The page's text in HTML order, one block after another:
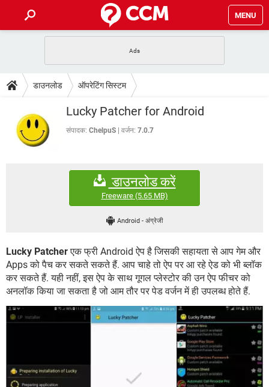
MENU
फोन पर अकाउंट बैलेंस चेक
WhatsApp Hack हो गया? Lucky Patcher यूज करें
टेक-स्पेशल
2020 के फ्री एंटीवायरस
बेस्ट फ्री ऑनलाइन गेम्स
Vidmate PUBG Mobile
FORUM
कंप्यूटर बस
डाउनलोड ऑपरेटिंग सिस्टम
Lucky Patcher for Android
संपादक: ChelpuS वर्जन: 7.0.7
डाउनलोड करें
Freeware(5.65 MB)
Android - अंग्रेजी
Lucky Patcherएक फ्री Android ऐप है जिसकी सहायता से आप गेम और
Apps को पैच कर सकते सकते हैं. आप चाहे तो ऐप पर आ रहे ऐड को भी ब्लॉक
कर सकते हैं. यही नहीं, इस ऐप के साथ गूगल प्लेस्टोर की उन ऐप फीचर को
अनलॉक किया जा सकता है जो आम तौर पर पेड वर्जन में ही उपलब्ध होते हैं.